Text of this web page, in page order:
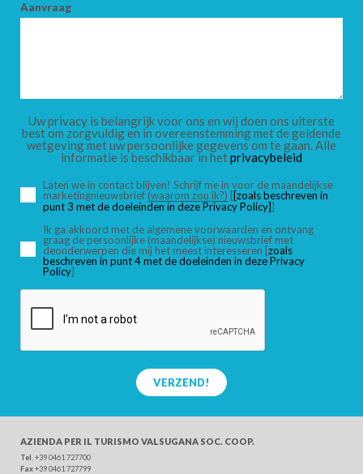
Aanvraag
Uw privacy is belangrijk voor ons en wij doen ons uiterste
best om zorgvuldig en in overeenstemming met de geldende
wetgeving met uw persoonlijke gegevens om te gaan. Alle
informatie is beschikbaar in hetprivacybeleid
Laten we in contact blijven! Schrijf me in voor de maandelijkse
marketingnieuwsbrief (waarom zou ik?) [[zoals beschreven in
punt 3 met de doeleinden in deze Privacy Policy]]
Ik ga akkoord met de algemene voorwaarden en ontvang
graag de persoonlijke (maandelijkse) nieuwsbrief met
deonderwerpen die mij het meest interesseren [zoals
beschreven in punt 4 met de doeleinden in deze Privacy
Policy]
VERZEND!
AZIENDA PER IL TURISMO VALSUGANA SOC. COOP.
Tel . +39 0461 727700
Fax+39 0461 727799